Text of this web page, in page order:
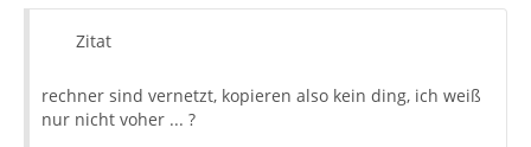
Zitat
rechner sind vernetzt, kopieren also kein ding, ich weiß
nur nicht voher ... ?